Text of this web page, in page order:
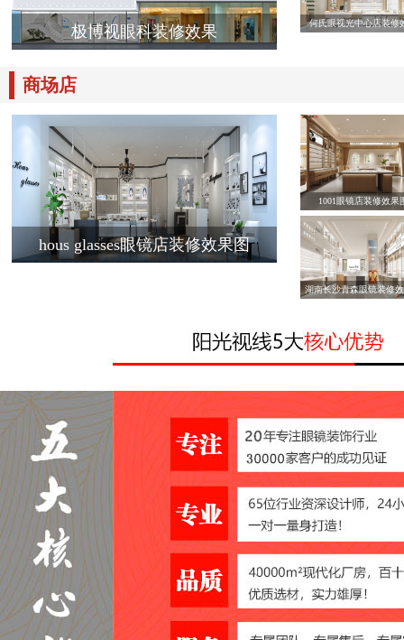
极博视眼科装修效果 何氏眼视光中心店装修
商场店
hous glasses眼镜店装修效果图
1001眼镜店装修效果
湖南长沙青森眼镜装修